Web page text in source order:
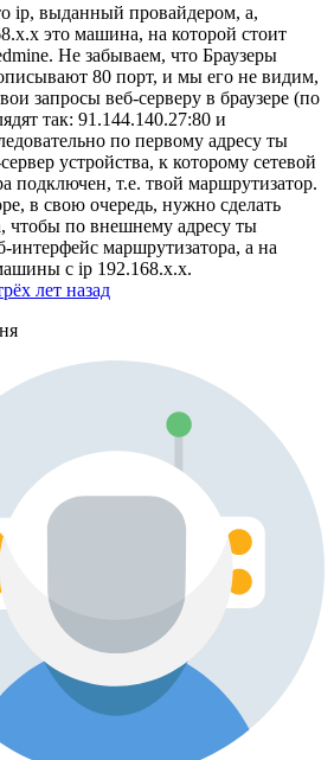
ip, выданный провайдером, а,
это машина, на которой стоит
Не забываем, что Браузеры
80 порт, и мы его не видим,
запросы веб-серверу в браузере (по
так: 91.144.140.27:80 и
по первому адресу ты
устройства, к которому сетевой
подключен, т.е. твой маршрутизатор.
в свою очередь, нужно сделать
чтобы по внешнему адресу ты
интерфейс маршрутизатора, а на
с ip 192.168.х.х.
лет назад